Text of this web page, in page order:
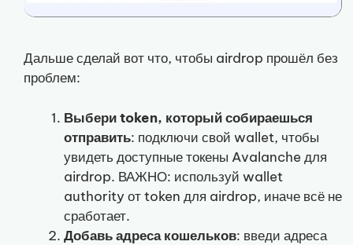
Дальше сделай вот что, чтобы airdrop прошёл без
проблем:
Выбери token, который собираешься
отправить: подключи свой wallet, чтобы
увидеть доступные токены Avalanche для
airdrop. ВАЖНО: используй wallet
authority от token для airdrop, иначе всё не
сработает.
Добавь адреса кошельков: введи адреса